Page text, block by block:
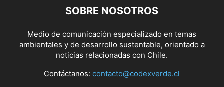
SOBRE NOSOTROS
Medio de comunicación especializado en temas
ambientales y de desarrollo sustentable, orientado a
noticias relacionadas con Chile.
Contáctanos: contacto@codexverde.cl